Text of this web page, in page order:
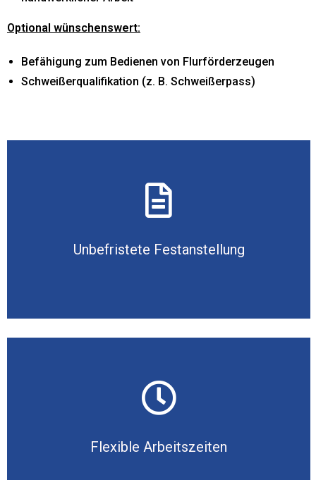
Optional wünschenswert:
Befähigung zum Bedienen von Flurförderzeugen
Schweißerqualifikation (z. B. Schweißerpass)
Unbefristete Festanstellung
Flexible Arbeitszeiten